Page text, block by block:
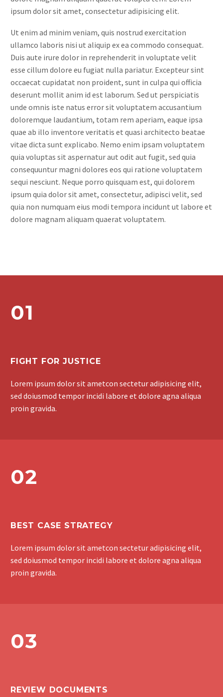
ipsum dolor sit amet, consectetur adipisicing elit.
Ut enim ad minim veniam, quis nostrud exercitation
ullamco laboris nisi ut aliquip ex ea commodo consequat.
Duis aute irure dolor in reprehenderit in voluptate velit
esse cillum dolore eu fugiat nulla pariatur. Excepteur sint
occaecat cupidatat non proident, sunt in culpa qui officia
deserunt mollit anim id est laborum. Sed ut perspiciatis
unde omnis iste natus error sit voluptatem accusantium
doloremque laudantium, totam rem aperiam, eaque ipsa
quae ab illo inventore veritatis et quasi architecto beatae
vitae dicta sunt explicabo. Nemo enim ipsam voluptatem
quia voluptas sit aspernatur aut odit aut fugit, sed quia
consequuntur magni dolores eos qui ratione voluptatem
sequi nesciunt. Neque porro quisquam est, qui dolorem
ipsum quia dolor sit amet, consectetur, adipisci velit, sed
quia non numquam eius modi tempora incidunt ut labore et
dolore magnam aliquam quaerat voluptatem.
01
FIGHT FOR JUSTICE
Lorem ipsum dolor sit ametcon sectetur adipisicing elit,
sed doiusmod tempor incidi labore et dolore agna aliqua
proin gravida.
02
BEST CASE STRATEGY
Lorem ipsum dolor sit ametcon sectetur adipisicing elit,
sed doiusmod tempor incidi labore et dolore agna aliqua
proin gravida.
03
REVIEW DOCUMENTS